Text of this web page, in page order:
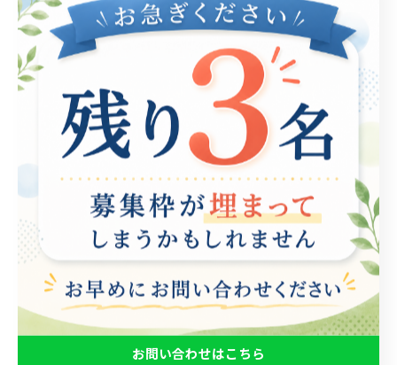
就労支援において、利用者の声を反映した支援の重要性
は、実際の成功事例を通じて明らかになります。ある支
援センターでは、利用者からのフィードバックをもとに
プログラムを見直し、多様なニーズに応える方法を模索
しました。例えば、職場体験の機会を増やしたり、個別
のカウンセリングを強化したりすることで、利用者の自
己理解を深め、就労意欲を高めることに成功しました。
また、利用者自身が意見を発表する場を設けることで、
彼らの自己肯定感が向上しました。その結果、参加者が
積極的に取り組む姿勢を見せ、就職率も上昇しました。
これらの事例は、利用者の声を大切にすることで、支援
の質が向上し、彼らの生活が豊かになることを示してい
ます。今後も、現場での実践を通じて、利用者の声を反
お問い合わせはこちら